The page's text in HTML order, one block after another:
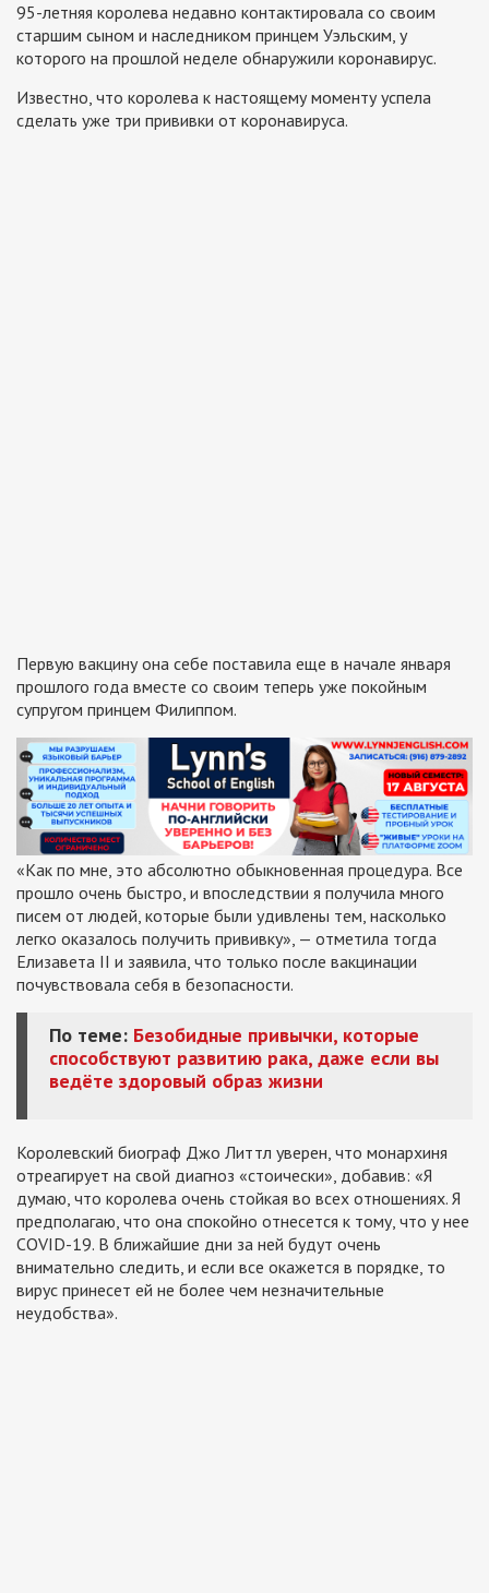
95-летняя королева недавно контактировала со своим
старшим сыном и наследником принцем Уэльским, у
которого на прошлой неделе обнаружили коронавирус.
Известно, что королева к настоящему моменту успела
сделать уже три прививки от коронавируса.
Первую вакцину она себе поставила еще в начале января
прошлого года вместе со своим теперь уже покойным
супругом принцем Филиппом.
«Как по мне, это абсолютно обыкновенная процедура. Все
прошло очень быстро, и впоследствии я получила много
писем от людей, которые были удивлены тем, насколько
легко оказалось получить прививку», — отметила тогда
Елизавета II и заявила, что только после вакцинации
почувствовала себя в безопасности.
По теме: Безобидные привычки, которые
способствуют развитию рака, даже если вы
ведёте здоровый образ жизни
Королевский биограф Джо Литтл уверен, что монархиня
отреагирует на свой диагноз «стоически», добавив: «Я
думаю, что королева очень стойкая во всех отношениях. Я
предполагаю, что она спокойно отнесется к тому, что у нее
COVID-19. В ближайшие дни за ней будут очень
внимательно следить, и если все окажется в порядке, то
вирус принесет ей не более чем незначительные
неудобства».